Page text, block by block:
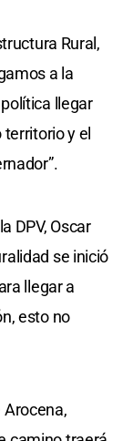
Rural,
a la
llegar
y el
DPV, Oscar
se inició
llegar a
esto no